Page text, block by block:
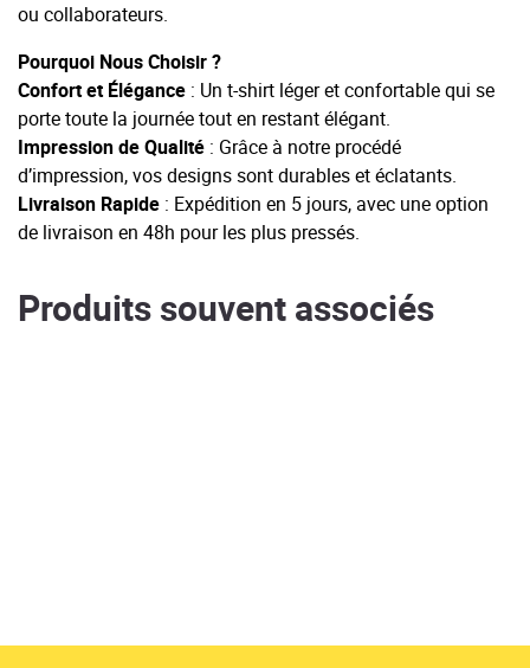
ou collaborateurs.
Pourquoi Nous Choisir ?
Confort et Élégance : Un t-shirt léger et confortable qui se
porte toute la journée tout en restant élégant.
Impression de Qualité : Grâce à notre procédé
d’impression, vos designs sont durables et éclatants.
Livraison Rapide : Expédition en 5 jours, avec une option
de livraison en 48h pour les plus pressés.
Produits souvent associés